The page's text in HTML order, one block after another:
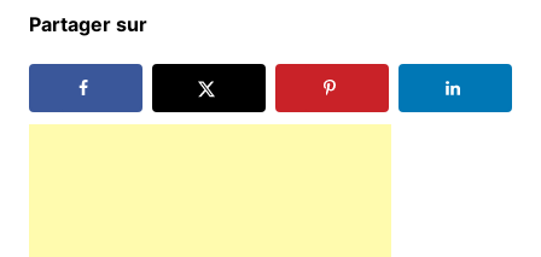
Partager sur